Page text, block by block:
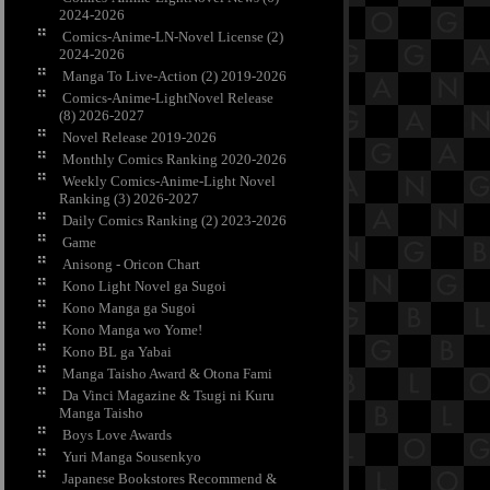
2024-2026
Comics-Anime-LN-Novel License (2)
2024-2026
Manga To Live-Action (2) 2019-2026
Comics-Anime-LightNovel Release
(8) 2026-2027
Novel Release 2019-2026
Monthly Comics Ranking 2020-2026
Weekly Comics-Anime-Light Novel
Ranking (3) 2026-2027
Daily Comics Ranking (2) 2023-2026
Game
Anisong - Oricon Chart
Kono Light Novel ga Sugoi
Kono Manga ga Sugoi
Kono Manga wo Yome!
Kono BL ga Yabai
Manga Taisho Award & Otona Fami
Da Vinci Magazine & Tsugi ni Kuru
Manga Taisho
Boys Love Awards
Yuri Manga Sousenkyo
Japanese Bookstores Recommend &